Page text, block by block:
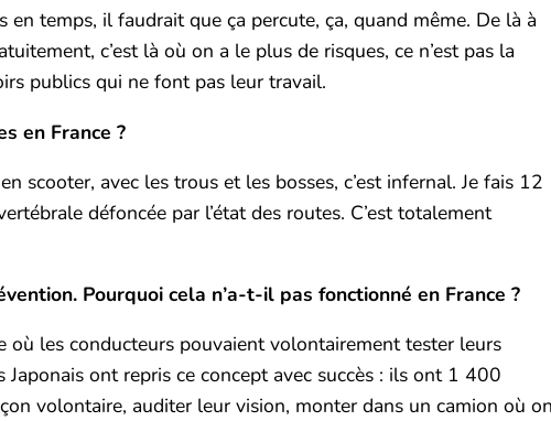
en temps, il faudrait que ça percute, ça, quand même. De là à
c’est là où on a le plus de risques, ce n’est pas la
publics qui ne font pas leur travail.
en France ?
scooter, avec les trous et les bosses, c’est infernal. Je fais 12
défoncée par l’état des routes. C’est totalement
Pourquoi cela n’a-t-il pas fonctionné en France ?
où les conducteurs pouvaient volontairement tester leurs
ont repris ce concept avec succès : ils ont 1 400
volontaire, auditer leur vision, monter dans un camion où